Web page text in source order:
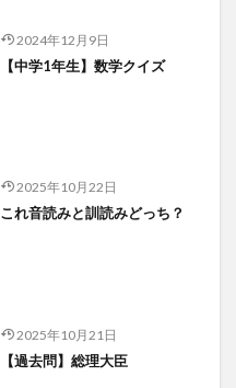
2024年12月9日
【中学1年生】数学クイズ
2025年10月22日
これ音読みと訓読みどっち？
2025年10月21日
【過去問】総理大臣